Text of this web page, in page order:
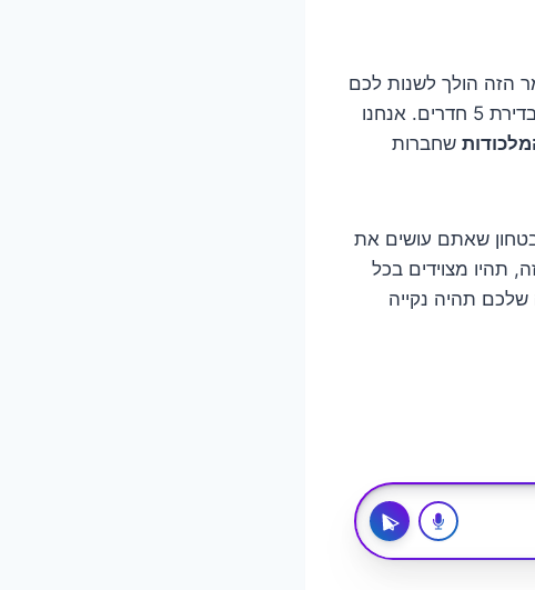
הזה הולך לשנות לכם
את כל מה שידעתם (או חשבתם שידעתם) על מחירי הדברה, במיוחד כשמדובר בדירת 5 חדרים. אנחנו
שחברות
שאתם עושים את
תהיו מצוידים בכל
שלכם תהיה נקייה